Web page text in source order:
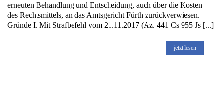
erneuten Behandlung und Entscheidung, auch über die Kosten
des Rechtsmittels, an das Amtsgericht Fürth zurückverwiesen.
Gründe I. Mit Strafbefehl vom 21.11.2017 (Az. 441 Cs 955 Js [...]
jetzt lesen